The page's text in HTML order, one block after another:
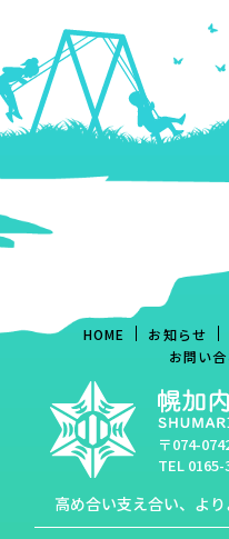
〒074-
TEL
高め合い支え合い、よ
HOME お知らせ
お問い